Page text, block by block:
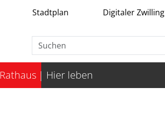
Stadtplan Digitaler Zwilling
Rathaus Hier leben